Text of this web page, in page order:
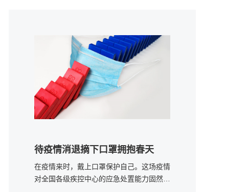
待疫情消退摘下口罩拥抱春天
在疫情来时，戴上口罩保护自己。这场疫情
对全国各级疾控中心的应急处置能力固然是